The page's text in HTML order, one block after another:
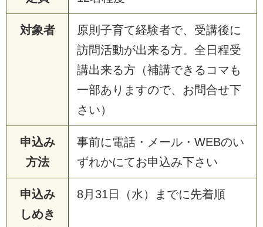
対象者 原則 子育て経験者で、 受講後に
訪問活動が出来る方。 全 日 程受
講出来る方 （補講でき る コ マ も
一部あ り ま すので、 お問合せ下
さ い）
申込み
方法
事前に電話 ・ メ ール ・ WEBのい
ずれかにてお申込み下さ い
申込み
しめき
8月 31日 （水） ま でに先着順